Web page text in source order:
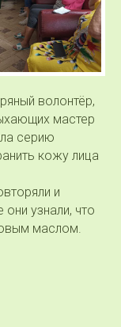
волонтёр,
мастер
серию
кожу лица
и
узнали, что
маслом.